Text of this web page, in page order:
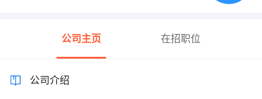
公司主页 在招职位
公司介绍